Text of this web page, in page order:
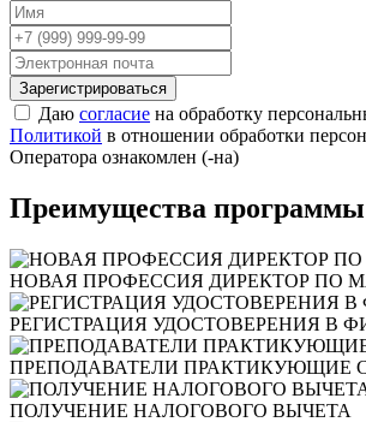
Зарегистрироваться
Даю согласие на обработку
Политикой в отношении обработки
Оператора ознакомлен (-на)
Преимущества программы
НОВАЯ ПРОФЕССИЯ ДИРЕКТОР ПО
РЕГИСТРАЦИЯ УДОСТОВЕРЕНИЯ В
ПРЕПОДАВАТЕЛИ ПРАКТИКУЮЩИЕ
ПОЛУЧЕНИЕ НАЛОГОВОГО ВЫЧЕТА